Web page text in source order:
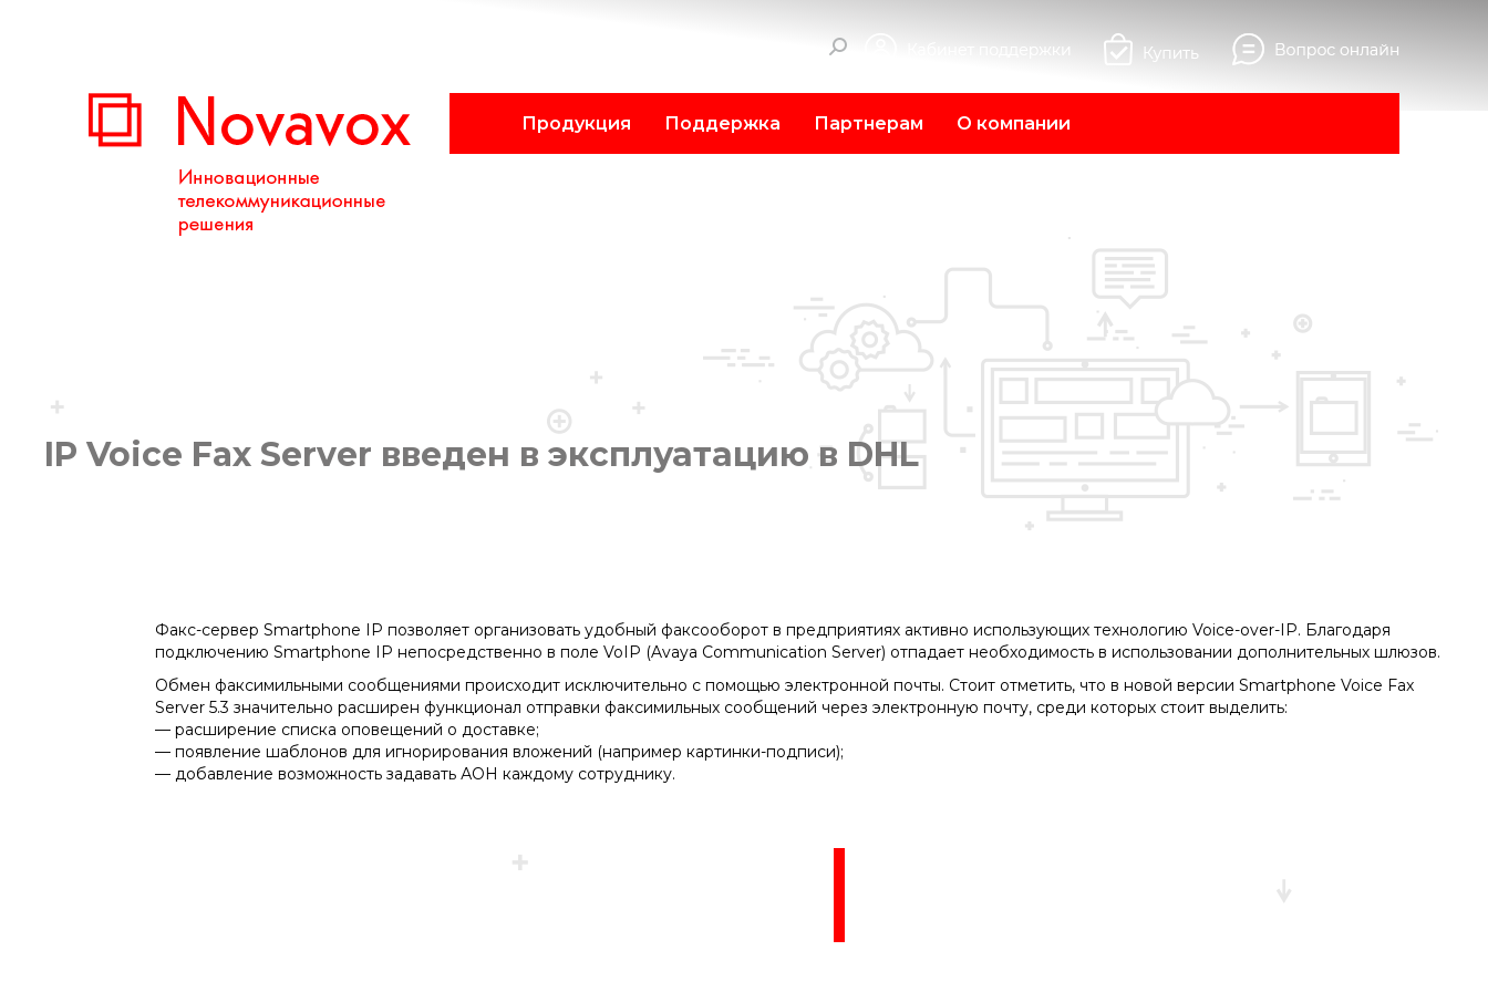
Поиск:
Продукция Поддержка Партнерам О компании
IP Voice Fax Server введен в эксплуатацию в DHL
Вы здесь:
Факс-сервер Smartphone IP позволяет организовать удобный факсооборот в предприятиях активно использующих технологию Voice-over-IP. Благодаря
подключению Smartphone IP непосредственно в поле VoIP (Avaya Communication Server) отпадает необходимость в использовании дополнительных шлюзов.
Обмен факсимильными сообщениями происходит исключительно с помощью электронной почты. Стоит отметить, что в новой версии Smartphone Voice Fax
Server 5.3 значительно расширен функционал отправки факсимильных сообщений через электронную почту, среди которых стоит выделить:
— расширение списка оповещений о доставке;
— появление шаблонов для игнорирования вложений (например картинки-подписи);
— добавление возможность задавать АОН каждому сотруднику.